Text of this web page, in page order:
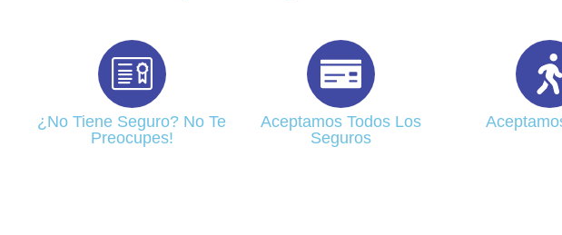
¿No Tiene Seguro? No Te
Preocupes!
Aceptamos Todos Los
Seguros